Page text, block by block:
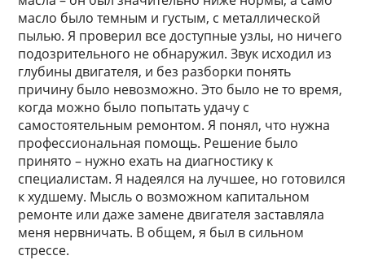
масло было темным и густым, с металлической
пылью. Я проверил все доступные узлы, но ничего
подозрительного не обнаружил. Звук исходил из
глубины двигателя, и без разборки понять
причину было невозможно. Это было не то время,
когда можно было попытать удачу с
самостоятельным ремонтом. Я понял, что нужна
профессиональная помощь. Решение было
принято – нужно ехать на диагностику к
специалистам. Я надеялся на лучшее, но готовился
к худшему. Мысль о возможном капитальном
ремонте или даже замене двигателя заставляла
меня нервничать. В общем, я был в сильном
стрессе.